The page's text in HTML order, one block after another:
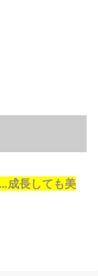
成長しても美